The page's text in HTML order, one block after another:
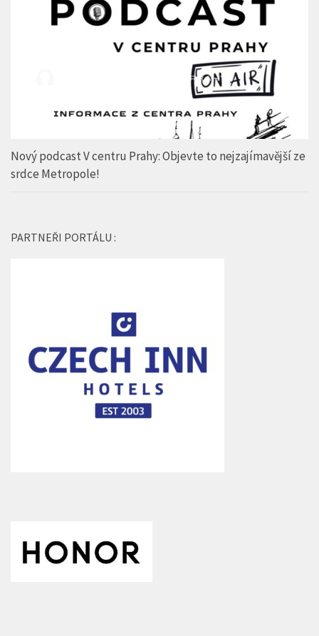
Nový podcast V centru Prahy: Objevte to nejzajímavější ze
srdce Metropole!
PARTNEŘI PORTÁLU :